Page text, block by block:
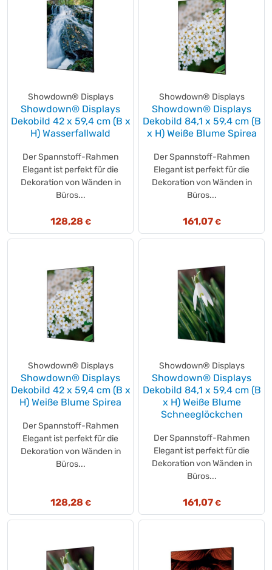
M&M'S®(+5)
magnetoplan®(+2)
Maitre(+6)
Makita® (+127)
Manner(+10)
MAPA
MARS®(+4)
MARTOR(+1)
MAUL(+13)
Maximex(+1)
MaxiNutrition(+7)
(+2)
Meister Proper(+10)
Melitta(+11)
Melitta(+26)
Mellerud(+19)
Mentos® (+1)
merci together(+1)
Merci(+1)
Meßmer (+18)
METALNOVA(+1)
(+3)
MILKY WAY®(+2)
Minges(+2)
MOLDEX(+3)
Showdown® Displays
Showdown® Displays
Dekobild 42 x 59,4 cm (B x
H) Wasserfallwald
Der Spannstoff-Rahmen
Elegant ist perfekt für die
Dekoration von Wänden in
Büros...
128,28 €
Showdown® Displays
Showdown® Displays
Dekobild 84,1 x 59,4 cm (B
x H) Weiße Blume Spirea
Der Spannstoff-Rahmen
Elegant ist perfekt für die
Dekoration von Wänden in
Büros...
161,07€
Showdown® Displays
Showdown® Displays
Dekobild 42 x 59,4 cm (B x
H) Weiße Blume Spirea
Der Spannstoff-Rahmen
Elegant ist perfekt für die
Dekoration von Wänden in
Büros...
128,28 €
Showdown® Displays
Showdown® Displays
Dekobild 84,1 x 59,4 cm (B
x H) Weiße Blume
Schneeglöckchen
Der Spannstoff-Rahmen
Elegant ist perfekt für die
Dekoration von Wänden in
Büros...
161,07€